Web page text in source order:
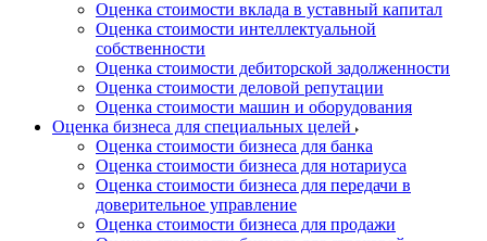
Оценка стоимости вклада в уставный капитал
Оценка стоимости интеллектуальной
собственности
Оценка стоимости дебиторской задолженности
Оценка стоимости деловой репутации
Оценка стоимости машин и оборудования
Оценка бизнеса для специальных целей
Оценка стоимости бизнеса для банка
Оценка стоимости бизнеса для нотариуса
Оценка стоимости бизнеса для передачи в
доверительное управление
Оценка стоимости бизнеса для продажи